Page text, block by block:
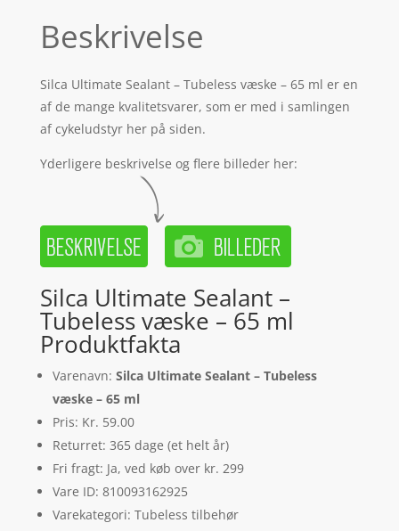
Beskrivelse
Silca Ultimate Sealant – Tubeless væske – 65 ml er en
af de mange kvalitetsvarer, som er med i samlingen
af cykeludstyr her på siden.
Yderligere beskrivelse og flere billeder her:
Silca Ultimate Sealant –
Tubeless væske – 65 ml
Produktfakta
Varenavn: Silca Ultimate Sealant – Tubeless
væske – 65 ml
Pris: Kr. 59.00
Returret: 365 dage (et helt år)
Fri fragt: Ja, ved køb over kr. 299
Vare ID: 810093162925
Varekategori: Tubeless tilbehør